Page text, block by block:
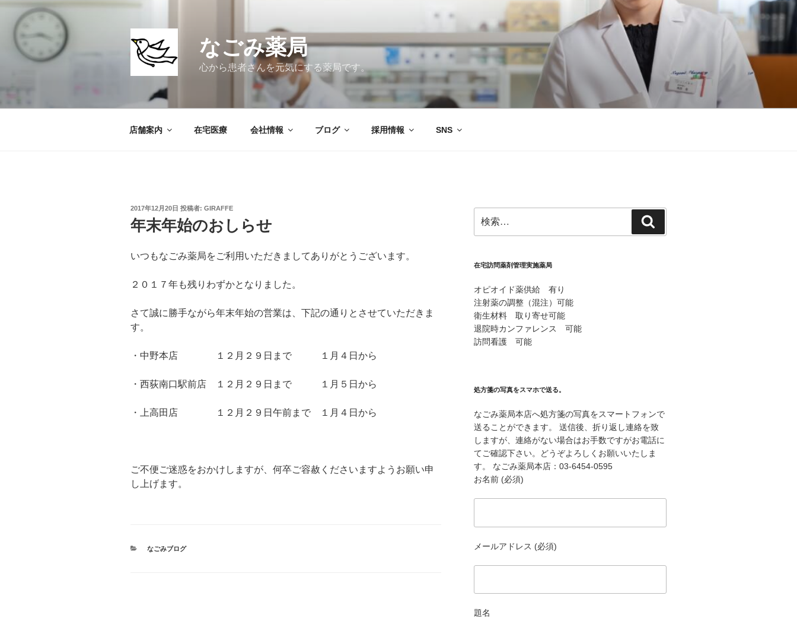
コ
キ
なごみ薬局
心から患者さんを元気にする薬局です。
店舗案内 在宅医療 会社情報 ブログ 採用情報 SNS
投
稿
日:
2017年12月20日 投稿者: GIRAFFE
年末年始のおしらせ
いつもなごみ薬局をご利用いただきましてありがとうございます。
２０１７年も残りわずかとなりました。
さて誠に勝手ながら年末年始の営業は、下記の通りとさせていただきま
す。
・中野本店 １２月２９日まで １月４日から
・西荻南口駅前店 １２月２９日まで １月５日から
・上高田店 １２月２９日午前まで １月４日から
ご不便ご迷惑をおかけしますが、何卒ご容赦くださいますようお願い申
し上げます。
カ
なごみブログ
索:
索
在宅訪問薬剤管理実施薬局
オピオイド薬供給 有り
注射薬の調整（混注）可能
衛生材料 取り寄せ可能
退院時カンファレンス 可能
訪問看護 可能
処方箋の写真をスマホで送る。
なごみ薬局本店へ処方箋の写真をスマートフォンで
送ることができます。 送信後、折り返し連絡を致
しますが、連絡がない場合はお手数ですがお電話に
てご確認下さい。どうぞよろしくお願いいたしま
す。 なごみ薬局本店：03-6454-0595
お名前 (必須)
メールアドレス (必須)
題名